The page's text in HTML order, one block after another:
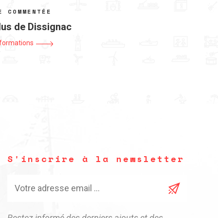
de Dissignac
S'inscrire à la newsletter